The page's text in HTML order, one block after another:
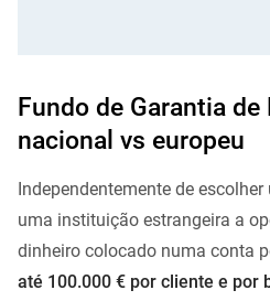
Fundo de Garantia
nacional vs europeu
Independentemente de
uma instituição estrangeira a
dinheiro colocado numa conta
até 100.000 € por cliente e por